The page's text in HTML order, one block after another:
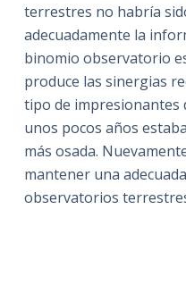
terrestres no habría
adecuadamente la
binomio observatorio
produce las sinergias
tipo de impresionantes
unos pocos años
más osada.
mantener una
observatorios